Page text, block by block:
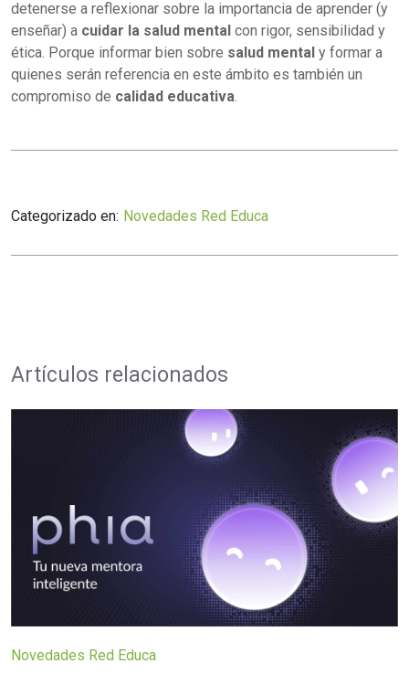
detenerse a reflexionar sobre la importancia de aprender (y
enseñar) a cuidar la salud mental con rigor, sensibilidad y
ética. Porque informar bien sobre salud mental y formar a
quienes serán referencia en este ámbito es también un
compromiso de calidad educativa.
Categorizado en: Novedades Red Educa
Artículos relacionados
Novedades Red Educa